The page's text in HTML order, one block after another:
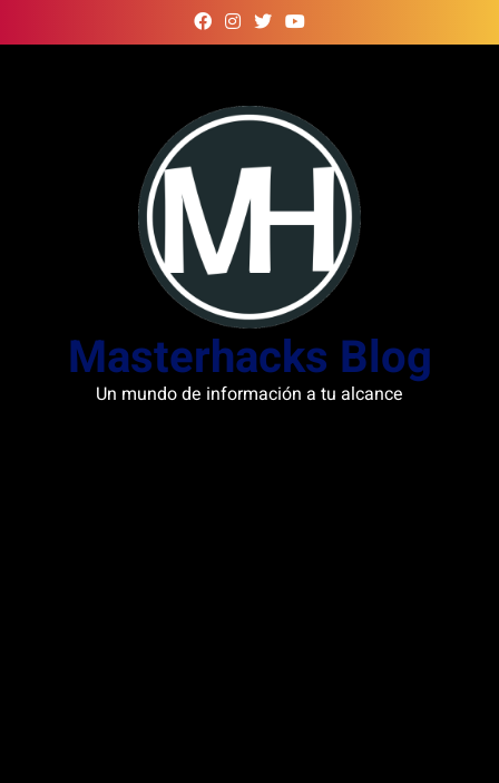
to
Masterhacks Blog
Un mundo de información a tu alcance